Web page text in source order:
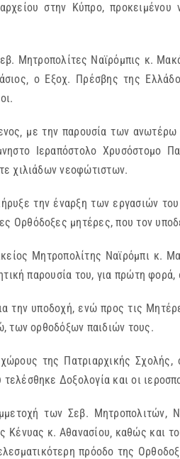
στην Κύπρο, προκειμένου
Μητροπολίτες Ναϊρόμπις κ.
ο Εξοχ. Πρέσβης της
με την παρουσία των
Ιεραπόστολο Χρυσόστομο
χιλιάδων νεοφώτιστων.
την έναρξη των εργασιών
Ορθόδοξες μητέρες, που τον
Μητροπολίτης Ναϊρόμπι κ.
παρουσία του, για πρώτη
την υποδοχή, ενώ προς τις
των ορθοδόξων παιδιών τους.
της Πατριαρχικής
Δοξολογία και οι
των Σεβ.
κ. Αθανασίου‚ καθώς και
πρόοδο της